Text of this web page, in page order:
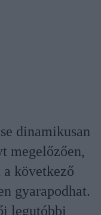
dinamikusan
megelőzően,
a következő
gyarapodhat.
legutóbbi